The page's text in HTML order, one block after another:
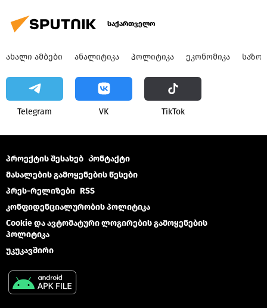
საქართველო
ᲐᲮᲐᲚᲘ ᲐᲛᲑᲔᲑᲘ ᲐᲜᲐᲚᲘᲢᲘᲙᲐ ᲞᲝᲚᲘᲢᲘᲙᲐ ᲔᲙᲝᲜᲝᲛᲘᲙᲐ
Telegram VK ТikТоk
პროექტის შესახებ Კონტაქტი
მასალების გამოყენების წესები
პრეს-რელიზები RSS
კონფიდენციალურობის პოლიტიკა
Cookie და ავტომატური ლოგირების გამოყენების
პოლიტიკა
უკუკავშირი